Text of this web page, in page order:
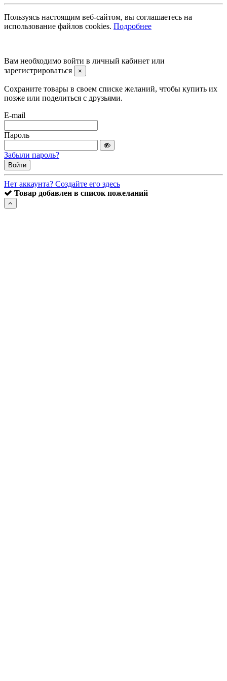
Пользуясь настоящим веб-сайтом, вы соглашаетесь на
использование файлов cookies. Подробнее
Вам необходимо войти в личный кабинет или
зарегистрироваться
×
Сохраните товары в своем списке желаний, чтобы купить их
позже или поделиться с друзьями.
E-mail
Пароль
Забыли пароль?
Войти
Нет аккаунта? Создайте его здесь
Товар добавлен в список пожеланий